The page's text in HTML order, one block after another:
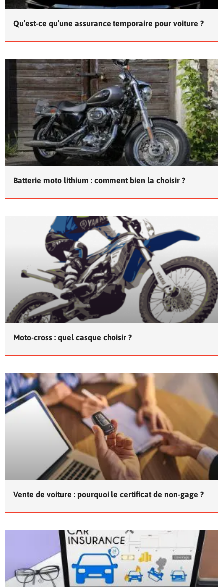
Qu’est-ce qu’une assurance temporaire pour voiture ?
Batterie moto lithium : comment bien la choisir ?
Moto-cross : quel casque choisir ?
Vente de voiture : pourquoi le certificat de non-gage ?